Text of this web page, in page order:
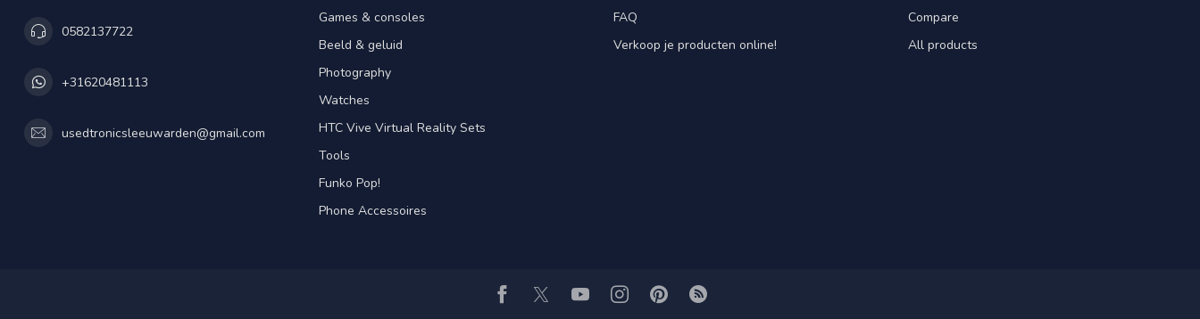
0582137722
+31620481113
usedtronicsleeuwarden@gmail.com
Games & consoles
Beeld & geluid
Photography
Watches
HTC Vive Virtual Reality Sets
Tools
Funko Pop!
Phone Accessoires
FAQ
Verkoop je producten online!
Compare
All products